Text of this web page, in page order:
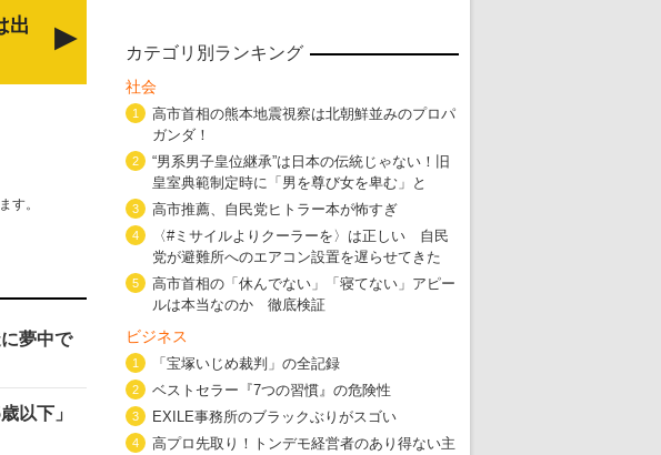
出
す。
夢中で
以下」
カテゴリ別ランキング
社会
1
高市首相の熊本地震視察は北朝鮮並みのプロパ
ガンダ！
2
“男系男子皇位継承”は日本の伝統じゃない！旧
皇室典範制定時に「男を尊び女を卑む」と
3 高市推薦、自民党ヒトラー本が怖すぎ
4
〈#ミサイルよりクーラーを〉は正しい 自民
党が避難所へのエアコン設置を遅らせてきた
5
高市首相の「休んでない」「寝てない」アピー
ルは本当なのか 徹底検証
ビジネス
1 「宝塚いじめ裁判」の全記録
2 ベストセラー『7つの習慣』の危険性
3 EXILE事務所のブラックぶりがスゴい
4
高プロ先取り！トンデモ経営者のあり得ない主